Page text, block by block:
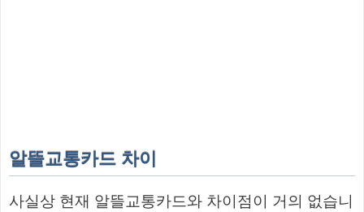
알뜰교통카드 차이
사실상 현재 알뜰교통카드와 차이점이 거의 없습니